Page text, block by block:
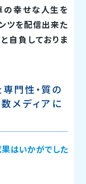
の幸せな人生を
ツを配信出来た
自負しておりま
門性・質の
メディアに
果はいかがでした